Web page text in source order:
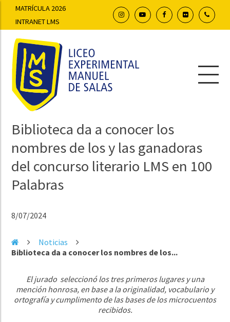
MATRÍCULA 2026
INTRANET LMS
Biblioteca da a conocer los
nombres de los y las ganadoras
del concurso literario LMS en 100
Palabras
8/07/2024
Noticias
Biblioteca da a conocer los nombres de los...
El jurado seleccionó los tres primeros lugares y una
mención honrosa, en base a la originalidad, vocabulario y
ortografía y cumplimento de las bases de los microcuentos
recibidos.